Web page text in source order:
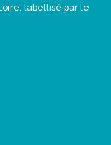
labellisé par le